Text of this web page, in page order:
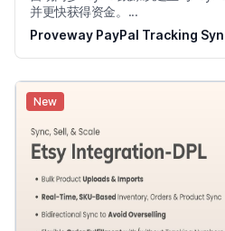
并更快获得资金。...
Proveway PayPal Tracking
New